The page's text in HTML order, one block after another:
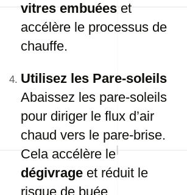
vitres embuéeset
accélère le processus de
chauffe.
Utilisez les Pare-soleils
Abaissez les pare-soleils
pour diriger le flux d’air
chaud vers le pare-brise.
Cela accélère le
dégivrage et réduit le
risque de buée.